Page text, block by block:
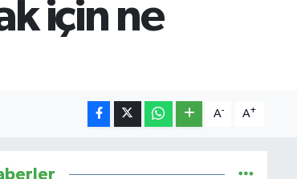
için ne
A- A+